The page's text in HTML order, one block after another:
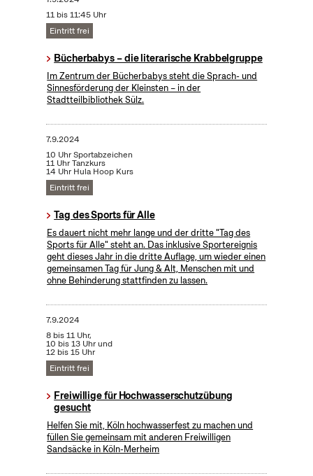
11 bis 11:45 Uhr
Eintritt frei
Bücherbabys – die literarische Krabbelgruppe
Im Zentrum der Bücherbabys steht die Sprach- und
Sinnesförderung der Kleinsten – in der
Stadtteilbibliothek Sülz.
7.9.2024
10 Uhr Sportabzeichen
11 Uhr Tanzkurs
14 Uhr Hula Hoop Kurs
Eintritt frei
Tag des Sports für Alle
Es dauert nicht mehr lange und der dritte "Tag des
Sports für Alle" steht an. Das inklusive Sportereignis
geht dieses Jahr in die dritte Auflage, um wieder einen
gemeinsamen Tag für Jung & Alt, Menschen mit und
ohne Behinderung stattfinden zu lassen.
7.9.2024
8 bis 11 Uhr,
10 bis 13 Uhr und
12 bis 15 Uhr
Eintritt frei
Freiwillige für Hochwasserschutzübung
gesucht
Helfen Sie mit, Köln hochwasserfest zu machen und
füllen Sie gemeinsam mit anderen Freiwilligen
Sandsäcke in Köln-Merheim